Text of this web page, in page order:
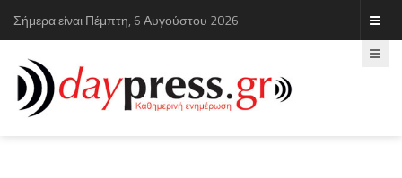
Σήμερα είναι Πέμπτη, 6 Αυγούστου 2026